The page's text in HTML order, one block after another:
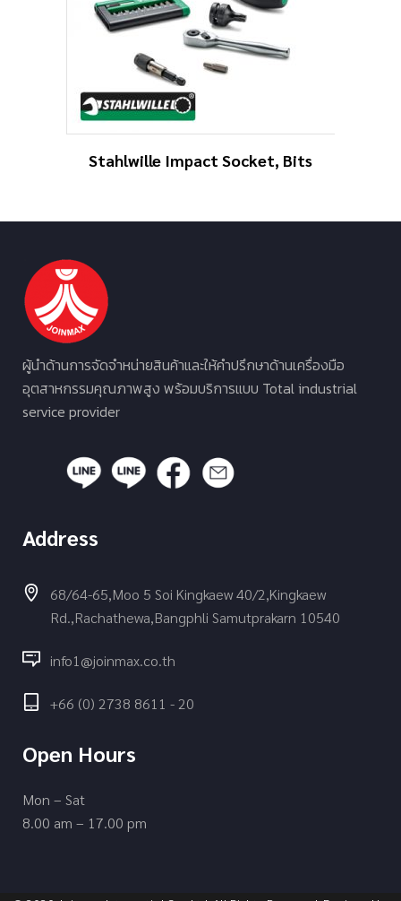
Stahlwille Impact Socket, Bits
ผู้นำด้านการจัดจำหน่ายสินค้าและให้คำปรึกษาด้านเครื่องมือ
อุตสาหกรรมคุณภาพสูง พร้อมบริการแบบ Total industrial
service provider
Address
68/64-65,Moo 5 Soi Kingkaew 40/2,Kingkaew
Rd.,Rachathewa,Bangphli Samutprakarn 10540
info1@joinmax.co.th
+66 (0) 2738 8611 - 20
Open Hours
Mon – Sat
8.00 am – 17.00 pm